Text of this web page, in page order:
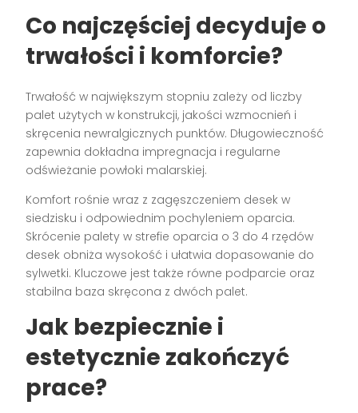
Co najczęściej decyduje o
trwałości i komforcie?
Trwałość w największym stopniu zależy od liczby
palet użytych w konstrukcji, jakości wzmocnień i
skręcenia newralgicznych punktów. Długowieczność
zapewnia dokładna impregnacja i regularne
odświeżanie powłoki malarskiej.
Komfort rośnie wraz z zagęszczeniem desek w
siedzisku i odpowiednim pochyleniem oparcia.
Skrócenie palety w strefie oparcia o 3 do 4 rzędów
desek obniża wysokość i ułatwia dopasowanie do
sylwetki. Kluczowe jest także równe podparcie oraz
stabilna baza skręcona z dwóch palet.
Jak bezpiecznie i
estetycznie zakończyć
prace?